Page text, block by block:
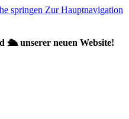
springen Zur Hauptnavigation
🛳️ unserer neuen Website!